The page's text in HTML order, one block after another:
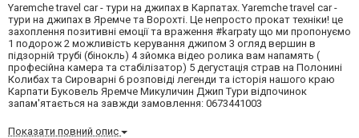
Yaremche travel car - тури на джипах в Карпатах. Yaremche travel car -
тури на джипах в Яремче та Ворохті. Це непросто прокат техніки! це
захоплення позитивні емоції та враження #karpaty що ми пропонуємо
1 подорож 2 можливість керування джипом 3 огляд вершин в
підзорній трубі (бінокль) 4 зйомка відео ролика вам напамять (
професійна камера та стабілізатор) 5 дегустація страв на Полонині
Колибах та Сироварні 6 розповіді легенди та історія нашого краю
Карпати Буковель Яремче Микуличин Джип Тури відпочинок
запам'ятається на завжди замовлення: 0673441003
Показати повний опис